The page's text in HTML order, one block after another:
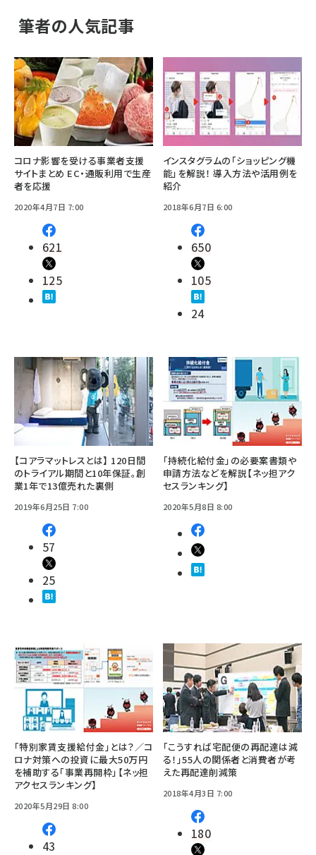
筆者の人気記事
コロナ影響を受ける事業者支援
サイトまとめ EC・通販利用で生産
者を応援
2020年4月7日 7:00
621
125
インスタグラムの「ショッピング機
能」を解説！ 導入方法や活用例を
紹介
2018年6月7日 6:00
650
105
24
【コアラマットレスとは】 120日間
のトライアル期間と10年保証。創
業1年で13億売れた裏側
2019年6月25日 7:00
57
25
「持続化給付金」の必要案書類や
申請方法などを解説【ネッ担アク
セスランキング】
2020年5月8日 8:00
「特別家賃支援給付金」とは？／コ
ロナ対策への投資に最大50万円
を補助する「事業再開枠」【ネッ担
アクセスランキング】
2020年5月29日 8:00
43
「こうすれば宅配便の再配達は減
る！」55人の関係者と消費者が考
えた再配達削減策
2018年4月3日 7:00
180